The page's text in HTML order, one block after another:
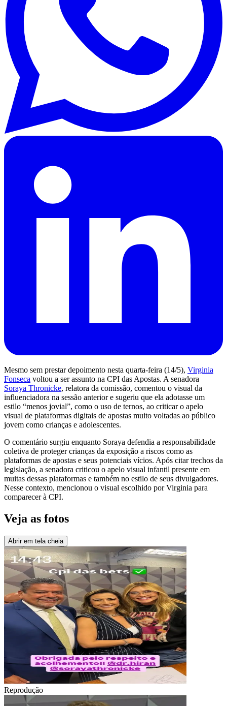
Mesmo sem prestar depoimento nesta quarta-feira (14/5), Virginia
Fonseca voltou a ser assunto na CPI das Apostas. A senadora
Soraya Thronicke, relatora da comissão, comentou o visual da
influenciadora na sessão anterior e sugeriu que ela adotasse um
estilo “menos jovial”, como o uso de ternos, ao criticar o apelo
visual de plataformas digitais de apostas muito voltadas ao público
jovem como crianças e adolescentes.
O comentário surgiu enquanto Soraya defendia a responsabilidade
coletiva de proteger crianças da exposição a riscos como as
plataformas de apostas e seus potenciais vícios. Após citar trechos da
legislação, a senadora criticou o apelo visual infantil presente em
muitas dessas plataformas e também no estilo de seus divulgadores.
Nesse contexto, mencionou o visual escolhido por Virginia para
comparecer à CPI.
Veja as fotos
Abrir em tela cheia
Reprodução